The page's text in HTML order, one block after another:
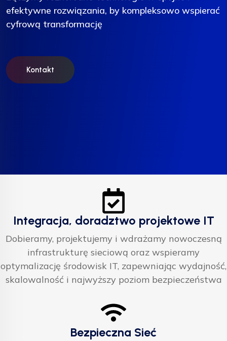
efektywne rozwiązania, by kompleksowo wspierać
cyfrową transformację
Kontakt
efektywne rozwiązania, by kompleksowo wspierać
cyfrową transformację
Kontakt
efektywne rozwiązania, by kompleksowo wspierać
cyfrową transformację
Kontakt
Integracja, doradztwo projektowe IT
Dobieramy, projektujemy i wdrażamy nowoczesną
infrastrukturę sieciową oraz wspieramy
optymalizację środowisk IT, zapewniając wydajność,
skalowalność i najwyższy poziom bezpieczeństwa
Bezpieczna Sieć